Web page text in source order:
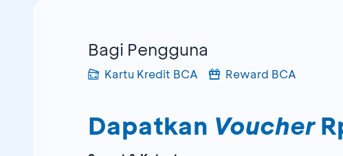
Bagi Pengguna
Kartu Kredit BCA Reward BCA
Dapatkan Voucher